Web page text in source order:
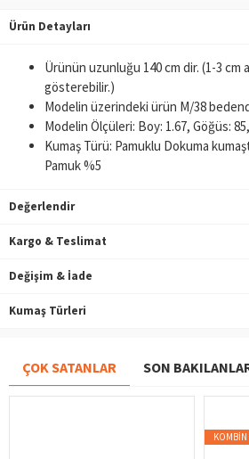
Ürün Detayları
Ürünün uzunluğu 140 cm dir. (1-3 cm
gösterebilir.)
Modelin üzerindeki ürün M/38
Modelin Ölçüleri: Boy: 1.67, Göğüs:
Kumaş Türü: Pamuklu Dokuma
Pamuk %5
Değerlendir
Kargo & Teslimat
Değişim & İade
Kumaş Türleri
ÇOK SATANLAR SON
KOMBIN